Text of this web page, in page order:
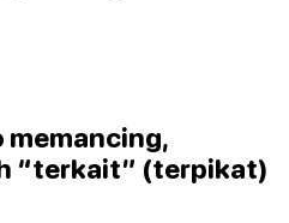
memancing,
“terkait” (terpikat)